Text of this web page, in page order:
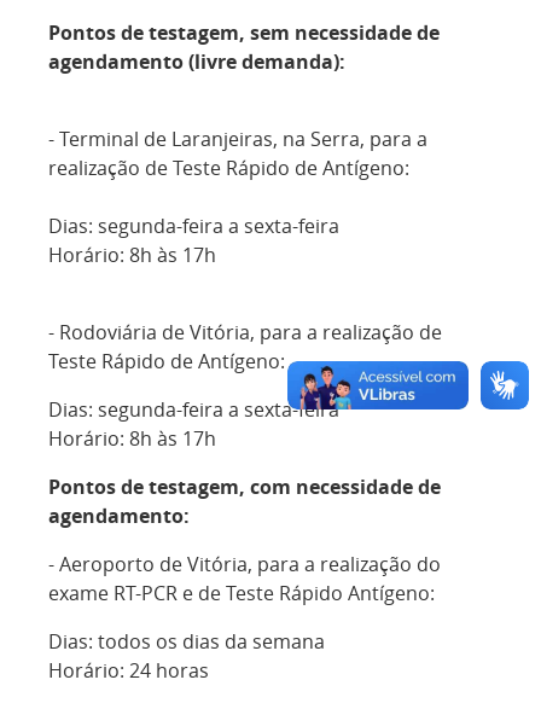
Pontos de testagem, sem necessidade de
agendamento (livre demanda):
- Terminal de Laranjeiras, na Serra, para a
realização de Teste Rápido de Antígeno:
Dias: segunda-feira a sexta-feira
Horário: 8h às 17h
- Rodoviária de Vitória, para a realização de
Teste Rápido de Antígeno:
Dias: segunda-feira a sexta-feira
Horário: 8h às 17h
Pontos de testagem, com necessidade de
agendamento:
- Aeroporto de Vitória, para a realização do
exame RT-PCR e de Teste Rápido Antígeno:
Dias: todos os dias da semana
Horário: 24 horas